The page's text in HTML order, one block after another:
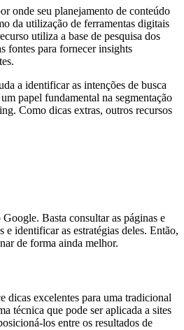
onde seu planejamento de conteúdo
da utilização de ferramentas digitais
utiliza a base de pesquisa dos
fontes para fornecer insights
a identificar as intenções de busca
papel fundamental na segmentação
Como dicas extras, outros recursos
Basta consultar as páginas e
e identificar as estratégias deles. Então,
de forma ainda melhor.
dicas excelentes para uma tradicional
técnica que pode ser aplicada a sites
los entre os resultados de